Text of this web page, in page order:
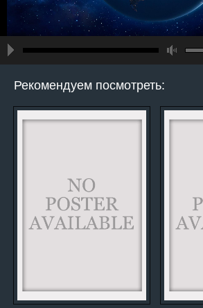
Рекомендуем посмотреть: